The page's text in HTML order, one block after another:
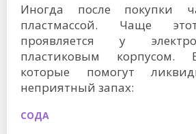
Иногда после покупки
пластмассой. Чаще
проявляется у
пластиковым корпусом.
которые помогут
неприятный запах:
СОДА